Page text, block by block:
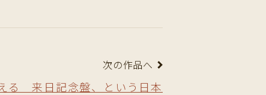
次の作品へ
る 来日記念盤、という日本